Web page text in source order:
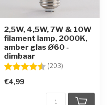
2,5W, 4,5W, 7W & 10W
filament lamp, 2000K,
amber glas Ø60 -
dimbaar
Beoordeling: (203)
€4,99